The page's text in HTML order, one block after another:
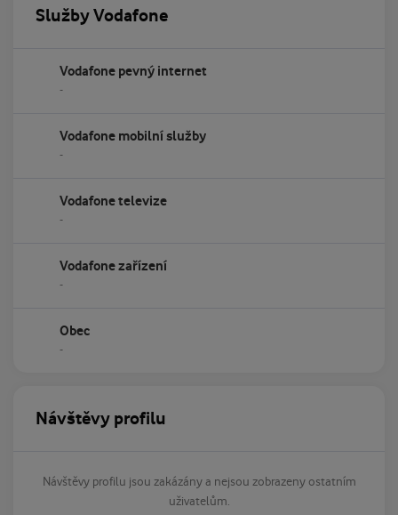
Služby Vodafone
Vodafone pevný internet
-
Vodafone mobilní služby
-
Vodafone televize
-
Vodafone zařízení
-
Obec
-
Návštěvy profilu
Návštěvy profilu jsou zakázány a nejsou zobrazeny ostatním
uživatelům.